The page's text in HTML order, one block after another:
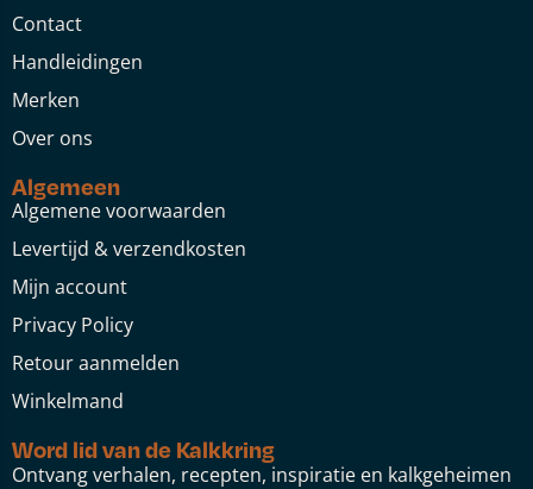
Contact
Handleidingen
Merken
Over ons
Algemeen
Algemene voorwaarden
Levertijd & verzendkosten
Mijn account
Privacy Policy
Retour aanmelden
Winkelmand
Word lid van de Kalkkring
Ontvang verhalen, recepten, inspiratie en kalkgeheimen